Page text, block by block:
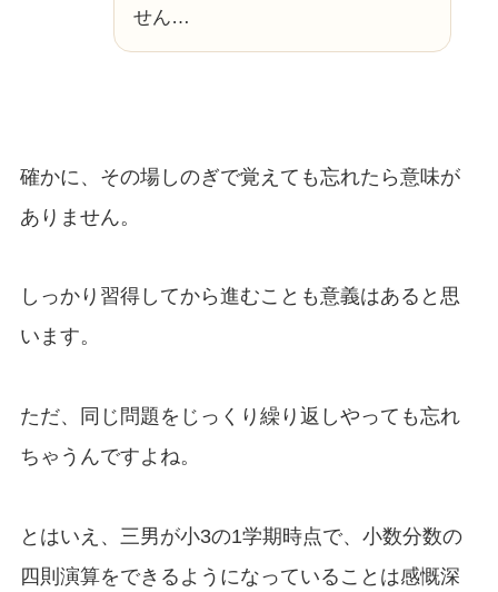
せん…
確かに、その場しのぎで覚えても忘れたら意味が
ありません。
しっかり習得してから進むことも意義はあると思
います。
ただ、同じ問題をじっくり繰り返しやっても忘れ
ちゃうんですよね。
とはいえ、三男が小3の1学期時点で、小数分数の
四則演算をできるようになっていることは感慨深